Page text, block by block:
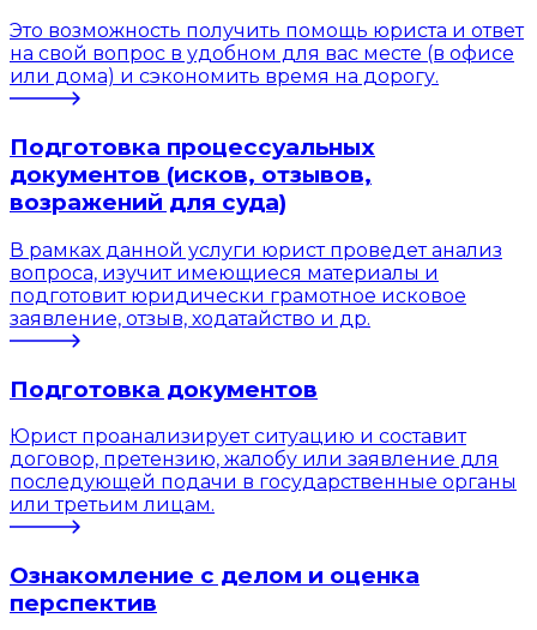
Это возможность получить помощь юриста и ответ
на свой вопрос в удобном для вас месте (в офисе
или дома) и сэкономить время на дорогу.
Подготовка процессуальных
документов (исков, отзывов,
возражений для суда)
В рамках данной услуги юрист проведет анализ
вопроса, изучит имеющиеся материалы и
подготовит юридически грамотное исковое
заявление, отзыв, ходатайство и др.
Подготовка документов
Юрист проанализирует ситуацию и составит
договор, претензию, жалобу или заявление для
последующей подачи в государственные органы
или третьим лицам.
Ознакомление с делом и оценка
перспектив